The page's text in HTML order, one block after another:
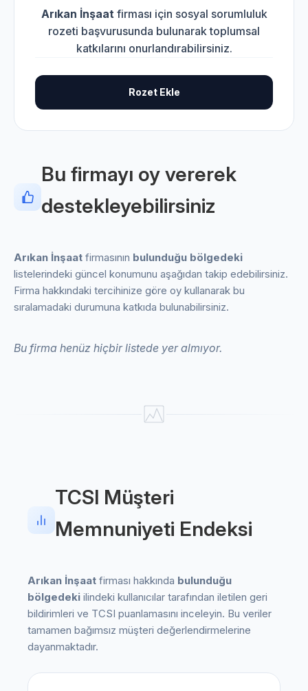
Arıkan İnşaatfirması için sosyal sorumluluk
rozeti başvurusunda bulunarak toplumsal
katkılarını onurlandırabilirsiniz.
Rozet Ekle
Bu firmayı oy vererek
destekleyebilirsiniz
Arıkan İnşaat firmasının bulunduğu bölgedeki
listelerindeki güncel konumunu aşağıdan takip edebilirsiniz.
Firma hakkındaki tercihinize göre oy kullanarak bu
sıralamadaki durumuna katkıda bulunabilirsiniz.
Bu firma henüz hiçbir listede yer almıyor.
TCSI Müşteri
Memnuniyeti Endeksi
Arıkan İnşaat firması hakkında bulunduğu
bölgedeki ilindeki kullanıcılar tarafından iletilen geri
bildirimleri ve TCSI puanlamasını inceleyin. Bu veriler
tamamen bağımsız müşteri değerlendirmelerine
dayanmaktadır.